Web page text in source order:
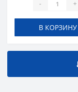
- +
В КОРЗИНУ